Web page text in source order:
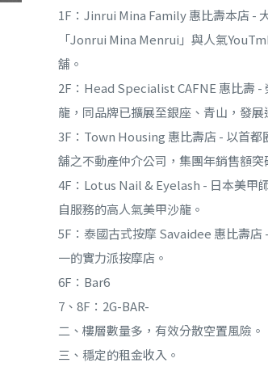
1F：Jinrui Mina Family 惠比壽本店 -
「Jonrui Mina Menrui」與人氣
舖。
2F：Head Specialist CAFNE 惠比壽 -
龍，同品牌已擴展至銀座、青山，發展
3F：Town Housing 惠比壽店 - 以首都
舖之不動產仲介公司，集團年銷售額突
4F：Lotus Nail & Eyelash - 日本美甲
自服務的高人氣美甲沙龍。
5F：泰國古式按摩 Savaidee 惠比壽店
一的實力派按摩店。
6F：Bar6
7、8F：2G-BAR-
二、樓層數量多，有效分散空置風險。
三、穩定的租金收入。